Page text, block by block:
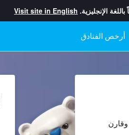
الإنجليزية. Visit site in English
أرخص الفنادق